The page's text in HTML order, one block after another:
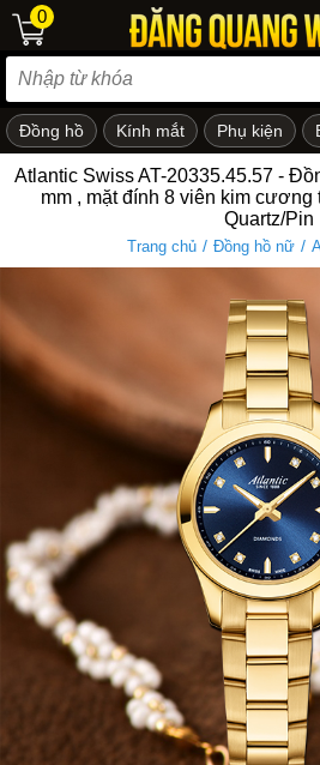
em
0
Đồng hồ Kính mắt Phụ kiện
Atlantic Swiss AT-20335.45.57 -
mm , mặt đính 8 viên kim cương
Quartz/Pin
Trang chủ / Đồng hồ nữ /